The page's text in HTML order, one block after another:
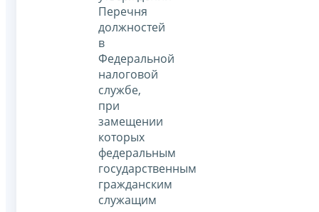
Перечня
должностей
в
Федеральной
налоговой
службе,
при
замещении
которых
федеральным
государственным
гражданским
служащим